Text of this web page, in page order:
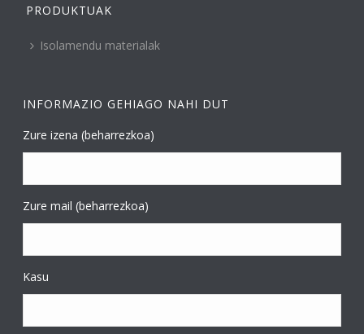
PRODUKTUAK
Isolamendu materialak
INFORMAZIO GEHIAGO NAHI DUT
Zure izena (beharrezkoa)
Zure mail (beharrezkoa)
Kasu